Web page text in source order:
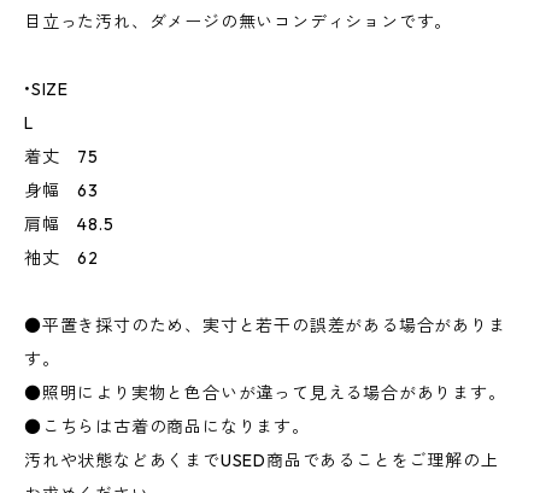
目立った汚れ、ダメージの無いコンディションです。
•SIZE
L
着丈 75
身幅 63
肩幅 48.5
袖丈 62
●平置き採寸のため、実寸と若干の誤差がある場合がありま
す。
●照明により実物と色合いが違って見える場合があります。
●こちらは古着の商品になります。
汚れや状態などあくまでUSED商品であることをご理解の上